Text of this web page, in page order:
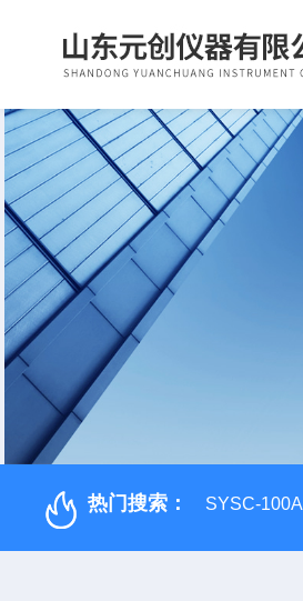
热门搜索： SYSC-